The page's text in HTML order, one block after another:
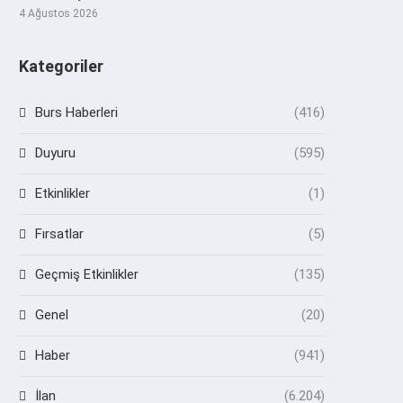
4 Ağustos 2026
Kategoriler
Burs Haberleri (416)
Duyuru (595)
Etkinlikler (1)
Fırsatlar (5)
Geçmiş Etkinlikler (135)
Genel (20)
Haber (941)
İlan (6.204)